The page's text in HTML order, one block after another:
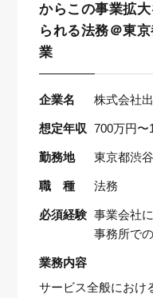
からこの事業拡
られる法務＠東
業
企業名 株式会社
想定年収 700万円〜
勤務地 東京都渋
職 種 法務
必須経験 事業会社
事務所で
業務内容
サービス全般におけ